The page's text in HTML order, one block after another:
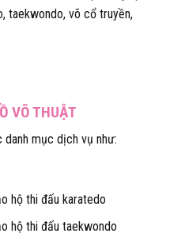
taekwondo, võ cổ truyền,
VÕ THUẬT
mục dịch vụ như:
hộ thi đấu karatedo
hộ thi đấu taekwondo